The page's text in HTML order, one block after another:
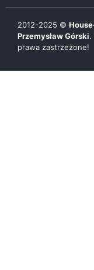
2012-2025 ©
Przemysław Górski.
prawa zastrzeżone!